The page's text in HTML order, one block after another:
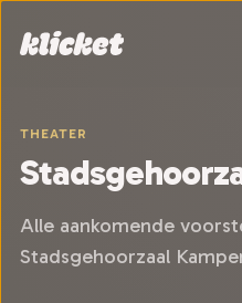
THEATER
Alle aankomende
Stadsgehoorzaal